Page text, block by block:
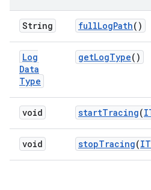
String fullLogPath()
Log
Data
Type
getLogType()
void startTracing(
void stopTracing(